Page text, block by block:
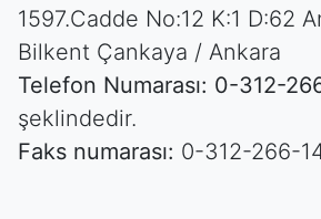
1597.Cadde No:12 K:1 D:62
Bilkent Çankaya / Ankara
Telefon Numarası: 0-312-
şeklindedir.
Faks numarası: 0-312-266-